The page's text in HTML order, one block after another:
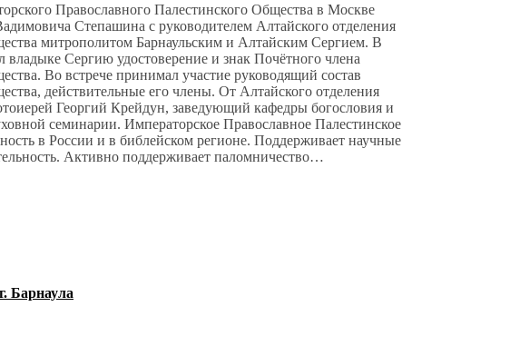
Православного Палестинского Общества в Москве
Степашина с руководителем Алтайского отделения
митрополитом Барнаульским и Алтайским Сергием. В
Сергию удостоверение и знак Почётного члена
Во встрече принимал участие руководящий состав
действительные его члены. От Алтайского отделения
Георгий Крейдун, заведующий кафедры богословия и
семинарии. Императорское Православное Палестинское
в России и в библейском регионе. Поддерживает научные
Активно поддерживает паломничество…
Барнаула